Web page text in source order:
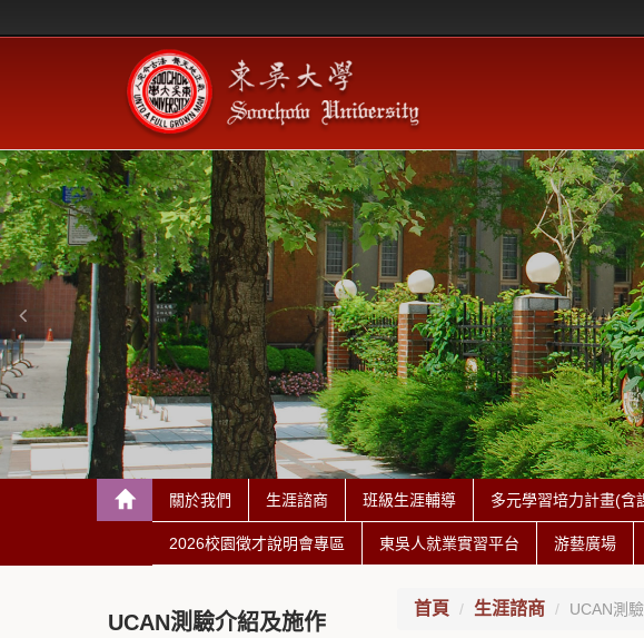
關於我們 生涯諮商 班級生涯輔導 多元學習培力計畫(含
2026校園徵才說明會專區 東吳人就業實習平台 游藝廣場
首頁 生涯諮商 UCAN測
UCAN測驗介紹及施作